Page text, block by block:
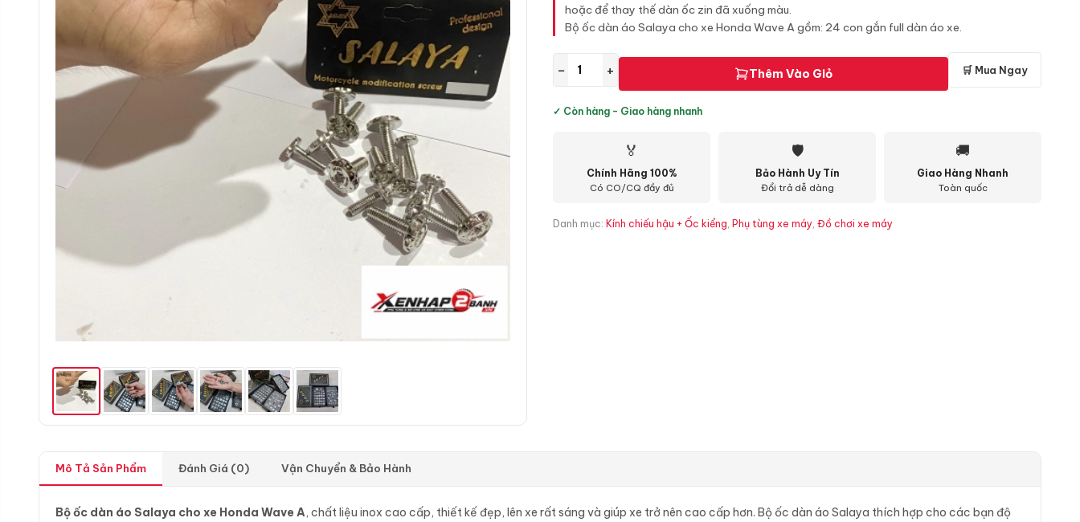
hoặc để thay thế dàn ốc zin đã xuống màu.
Bộ ốc dàn áo Salaya cho xe Honda Wave A gồm: 24 con gắn full dàn áo xe.
− + Thêm Vào Giỏ 🛒 Mua Ngay
✓ Còn hàng - Giao hàng nhanh
🏅
Chính Hãng 100%
Có CO/CQ đầy đủ
🛡
Bảo Hành Uy Tín
Đổi trả dễ dàng
🚚
Giao Hàng Nhanh
Toàn quốc
Danh mục: Kính chiếu hậu + Ốc kiểng, Phụ tùng xe máy, Đồ chơi xe máy
Mô Tả Sản Phẩm Đánh Giá (0) Vận Chuyển & Bảo Hành
Bộ ốc dàn áo Salaya cho xe Honda Wave A, chất liệu inox cao cấp, thiết kế đẹp, lên xe rất sáng và giúp xe trở nên cao cấp hơn. Bộ ốc dàn áo Salaya thích hợp cho các bạn độ